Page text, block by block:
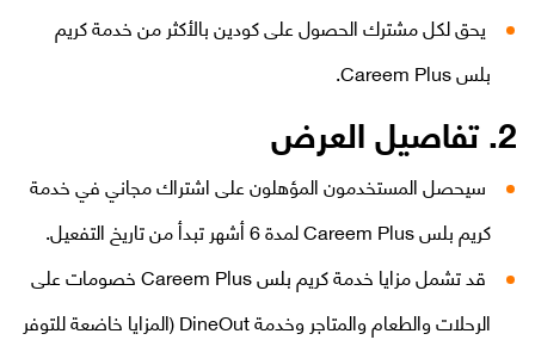
English العربية
مكافآت Max it
يحق لكل مشترك الحصول على كودين بالأكثر من خدمة كريم
بلس Careem Plus.
2. تفاصيل العرض
سيحصل المستخدمون المؤهلون على اشتراك مجاني في خدمة
كريم بلس Careem Plus لمدة 6 أشهر تبدأ من تاريخ التفعيل.
قد تشمل مزايا خدمة كريم بلس Careem Plus خصومات على
الرحلات والطعام والمتاجر وخدمة DineOut (المزايا خاضعة للتوفر